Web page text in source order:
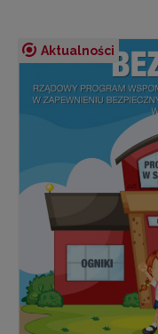
Aktualności